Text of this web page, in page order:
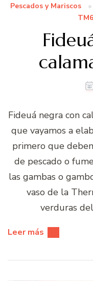
Pescados y Mariscos
TM6
Fideuá negra con
que vayamos a
primero que
de pescado o
las gambas o
vaso de la
verduras
Leer más